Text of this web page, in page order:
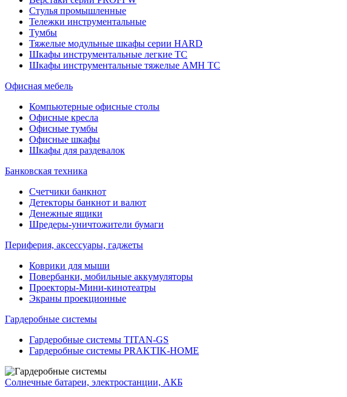
Стулья промышленные
Тележки инструментальные
Тумбы
Тяжелые модульные шкафы серии HARD
Шкафы инструментальные легкие ТС
Шкафы инструментальные тяжелые AMH TC
Офисная мебель
Компьютерные офисные столы
Офисные кресла
Офисные тумбы
Офисные шкафы
Шкафы для раздевалок
Банковская техника
Счетчики банкнот
Детекторы банкнот и валют
Денежные ящики
Шредеры-уничтожители бумаги
Периферия, аксессуары, гаджеты
Коврики для мыши
Повербанки, мобильные аккумуляторы
Проекторы-Мини-кинотеатры
Экраны проекционные
Гардеробные системы
Гардеробные системы TITAN-GS
Гардеробные системы PRAKTIK-HOME
Солнечные батареи, электростанции, АКБ